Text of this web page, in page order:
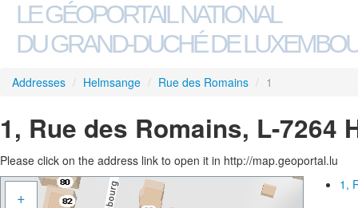
LE GÉOPORTAIL NATIONAL
DU GRAND-DUCHÉ DE
Addresses / Helmsange / Rue des Romains / 1
1, Rue des Romains, L-7264
Please click on the address link to open it in http://map.geoportal.lu
+
1,